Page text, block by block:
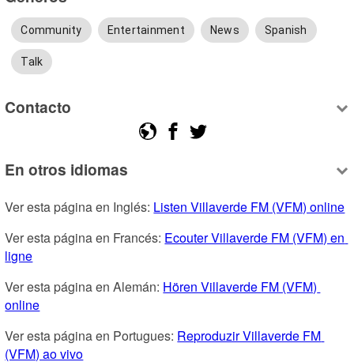
Community Entertainment News Spanish
Talk
Contacto
En otros idiomas
Ver esta página en Inglés: Listen Villaverde FM (VFM) online
Ver esta página en Francés: Ecouter Villaverde FM (VFM) en
ligne
Ver esta página en Alemán: Hören Villaverde FM (VFM)
online
Ver esta página en Portugues: Reproduzir Villaverde FM
(VFM) ao vivo